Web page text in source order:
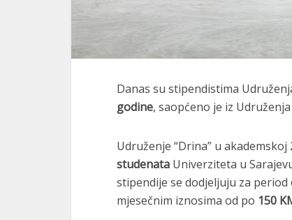
Danas su stipendistima
godine, saopćeno je iz Udruženja
Udruženje “Drina” u
studenata Univerziteta u
stipendije se dodjeljuju za period
mjesečnim iznosima od po 150